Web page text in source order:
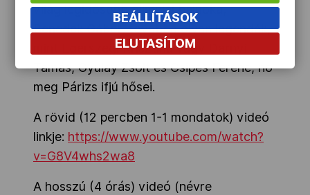
világ legidősebb olimpiai bajnoka,
Benedek Gábor, továbbá olyan legendák,
mint Egerszegi Krisztina vagy Darnyi
Tamás, Gyulay Zsolt és Csipes Ferenc, no
meg Párizs ifjú hősei.
A rövid (12 percben 1-1 mondatok) videó
linkje: https://www.youtube.com/watch?
v=G8V4whs2wa8
A hosszú (4 órás) videó (névre
BEÁLLÍTÁSOK
ELUTASÍTOM